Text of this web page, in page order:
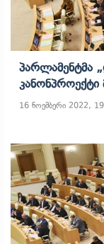
Პარლამენტმა
16 ნოემბერი 2022,